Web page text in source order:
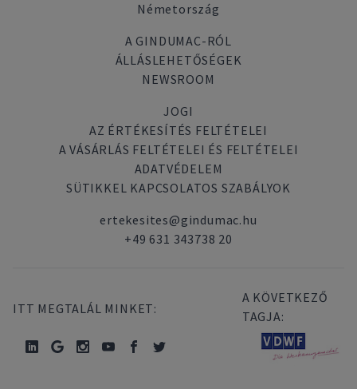
Németország
A GINDUMAC-RÓL
ÁLLÁSLEHETŐSÉGEK
NEWSROOM
JOGI
AZ ÉRTÉKESÍTÉS FELTÉTELEI
A VÁSÁRLÁS FELTÉTELEI ÉS FELTÉTELEI
ADATVÉDELEM
SÜTIKKEL KAPCSOLATOS SZABÁLYOK
ertekesites@gindumac.hu
+49 631 343738 20
ITT MEGTALÁL MINKET:
A KÖVETKEZŐ
TAGJA: